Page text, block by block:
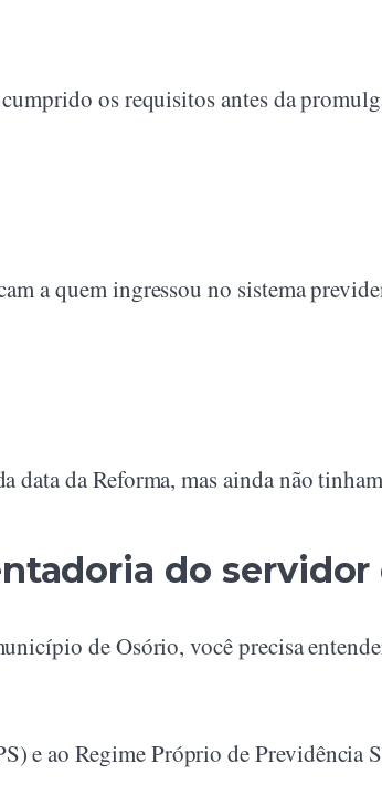
os requisitos antes da
a quem ingressou no sistema
data da Reforma, mas ainda não
do servidor
de Osório, você precisa
e ao Regime Próprio de Previdência